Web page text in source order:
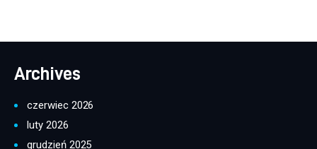
Archives
czerwiec 2026
luty 2026
grudzień 2025